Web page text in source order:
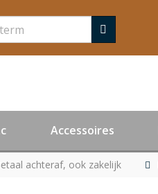
Accessoires
achteraf, ook zakelijk